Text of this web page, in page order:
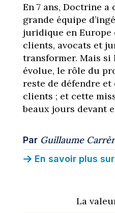
En 7 ans, Doctrine
grande équipe
juridique en Europe
clients, avocats et
transformer. Mais si
évolue, le rôle du
reste de défendre
clients ; et cette
beaux jours devant
Par Guillaume
En savoir plus sur
La